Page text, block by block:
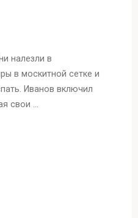
налезли в
в москитной сетке и
Иванов включил
свои …